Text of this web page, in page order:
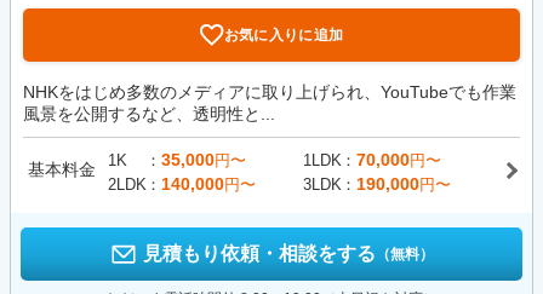
お気に入りに追加
NHKをはじめ多数のメディアに取り上げられ、YouTubeでも作業
風景を公開するなど、透明性と...
基本料金 1K 35,000円〜 1LDK 70,000円〜
2LDK
140,000円〜 3LDK 190,000円〜
見積もり依頼・相談をする （無料）